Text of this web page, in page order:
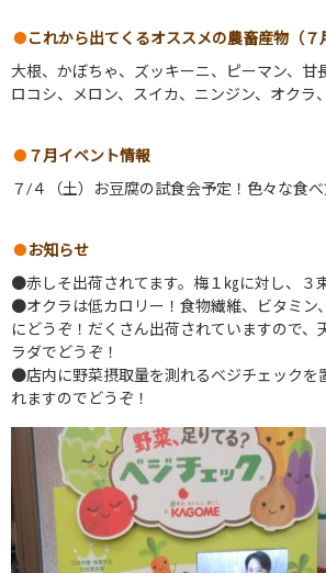
これから出てくるオススメの農畜産物（７
大根、かぼちゃ、ズッキーニ、ピーマン、甘
ロコシ、メロン、スイカ、ニンジン、オクラ
７月イベント情報
７/４（土）お豆腐の試食会予定！色々な食
お知らせ
●赤しそ出荷されてます。梅１㎏に対し、３
●オクラは低カロリー！食物繊維、ビタミン
にどうぞ！だくさん出荷されていますので、
ラダでどうぞ！
●店内に野菜摂取量を測れるベジチェックを
れますのでどうぞ！